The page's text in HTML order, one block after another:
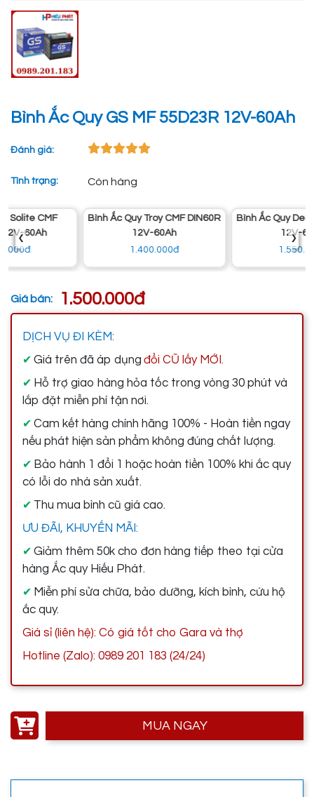
Bình Ắc Quy GS MF 55D23R 12V-60Ah
Đánh giá:
Tình trạng: Còn hàng
Bình Ắc Quy Troy CMF DIN60R
Bình Ắc Quy Delkor DIN 56030
‹ ›
Giá bán: 1.500.000đ
DỊCH VỤ ĐI KÈM:
✔ Giá trên đã áp dụng đổi CŨ lấy MỚI.
✔ Hỗ trợ giao hàng hỏa tốc trong vòng 30 phút và
lắp đặt miễn phí tận nơi.
✔ Cam kết hàng chính hãng 100% - Hoàn tiền ngay
nếu phát hiện sản phẩm không đúng chất lượng.
✔ Bảo hành 1 đổi 1 hoặc hoàn tiền 100% khi ắc quy
có lỗi do nhà sản xuất.
✔ Thu mua bình cũ giá cao.
ƯU ĐÃI, KHUYẾN MÃI:
✔ Giảm thêm 50k cho đơn hàng tiếp theo tại cửa
hàng Ắc quy Hiếu Phát.
✔ Miễn phí sửa chữa, bảo dưỡng, kích bình, cứu hộ
ắc quy.
Giá sỉ (liên hệ): Có giá tốt cho Gara và thợ
Hotline (Zalo): 0989 201 183 (24/24)
MUA NGAY